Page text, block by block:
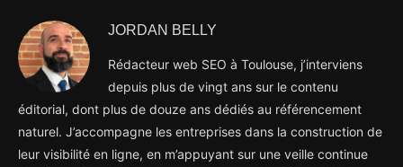
JORDAN BELLY
Rédacteur web SEO à Toulouse, j’interviens
depuis plus de vingt ans sur le contenu
éditorial, dont plus de douze ans dédiés au référencement
naturel. J’accompagne les entreprises dans la construction de
leur visibilité en ligne, en m’appuyant sur une veille continue